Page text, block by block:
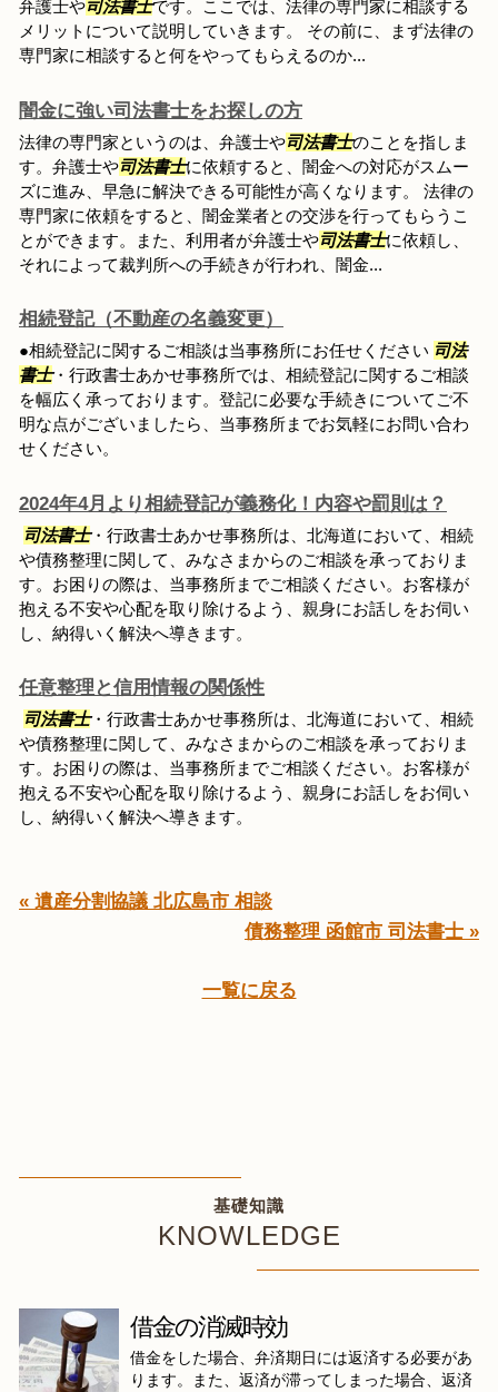
弁護士や司法書士です。ここでは、法律の専門家に相談する
メリットについて説明していきます。 その前に、まず法律の
専門家に相談すると何をやってもらえるのか...
闇金に強い司法書士をお探しの方
法律の専門家というのは、弁護士や司法書士のことを指しま
す。弁護士や司法書士に依頼すると、闇金への対応がスムー
ズに進み、早急に解決できる可能性が高くなります。 法律の
専門家に依頼をすると、闇金業者との交渉を行ってもらうこ
とができます。また、利用者が弁護士や司法書士に依頼し、
それによって裁判所への手続きが行われ、闇金...
相続登記（不動産の名義変更）
●相続登記に関するご相談は当事務所にお任せください 司法
書士・行政書士あかせ事務所では、相続登記に関するご相談
を幅広く承っております。登記に必要な手続きについてご不
明な点がございましたら、当事務所までお気軽にお問い合わ
せください。
2024年4月より相続登記が義務化！内容や罰則は？
司法書士・行政書士あかせ事務所は、北海道において、相続
や債務整理に関して、みなさまからのご相談を承っておりま
す。お困りの際は、当事務所までご相談ください。お客様が
抱える不安や心配を取り除けるよう、親身にお話しをお伺い
し、納得いく解決へ導きます。
任意整理と信用情報の関係性
司法書士・行政書士あかせ事務所は、北海道において、相続
や債務整理に関して、みなさまからのご相談を承っておりま
す。お困りの際は、当事務所までご相談ください。お客様が
抱える不安や心配を取り除けるよう、親身にお話しをお伺い
し、納得いく解決へ導きます。
« 遺産分割協議 北広島市 相談
債務整理 函館市 司法書士 »
一覧に戻る
基礎知識
KNOWLEDGE
借金の消滅時効
借金をした場合、弁済期日には返済する必要があ
ります。また、返済が滞ってしまった場合、返済